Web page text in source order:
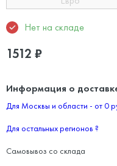
Нет на складе
1512 ₽
Информация о
Для Москвы и области - от 0
Для остальных регионов ?
Самовывоз со склада